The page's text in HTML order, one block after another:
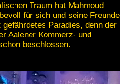
Traum hat Mahmoud
für sich und seine Freunde
Paradies, denn der
Aalener Kommerz- und
beschlossen.